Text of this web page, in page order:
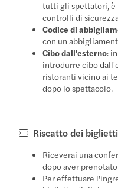
tutti gli spettatori, è
controlli di
Codice di
con un
Cibo dall'esterno:
introdurre cibo
ristoranti vicino ai
dopo lo spettacolo.
Riscatto dei biglietti
Riceverai una
dopo aver
Per effettuare